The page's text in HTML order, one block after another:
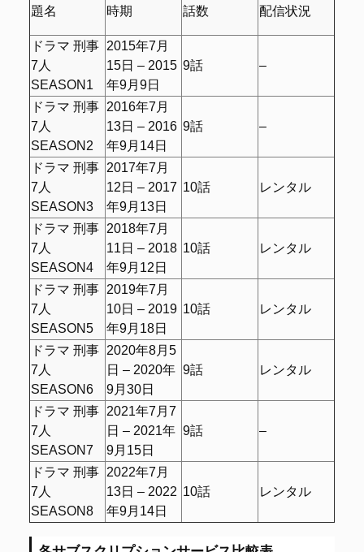
題名 時期 話数 配信状況
ドラマ 刑事
7人
SEASON1
2015年7月
15日 – 2015
年9月9日
9話 –
ドラマ 刑事
7人
SEASON2
2016年7月
13日 – 2016
年9月14日
9話 –
ドラマ 刑事
7人
SEASON3
2017年7月
12日 – 2017
年9月13日
10話 レンタル
ドラマ 刑事
7人
SEASON4
2018年7月
11日 – 2018
年9月12日
10話 レンタル
ドラマ 刑事
7人
SEASON5
2019年7月
10日 – 2019
年9月18日
10話 レンタル
ドラマ 刑事
7人
SEASON6
2020年8月5
日 – 2020年
9月30日
9話 レンタル
ドラマ 刑事
7人
SEASON7
2021年7月7
日 – 2021年
9月15日
9話 –
ドラマ 刑事
7人
SEASON8
2022年7月
13日 – 2022
年9月14日
10話 レンタル